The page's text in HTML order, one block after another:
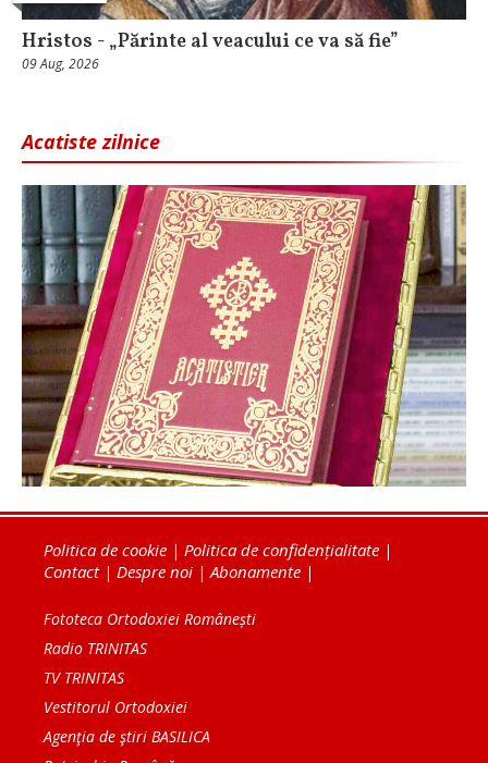
Hristos - „Părinte al veacului ce va să fie”
09 Aug, 2026
Acatiste zilnice
Politica de cookie | Politica de confidențialitate |
Contact| Despre noi | Abonamente |
Fototeca Ortodoxiei Românești
Radio TRINITAS
TV TRINITAS
Vestitorul Ortodoxiei
Agenţia de ştiri BASILICA